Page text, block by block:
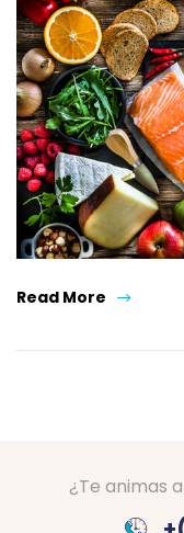
Read More
¿Te animas